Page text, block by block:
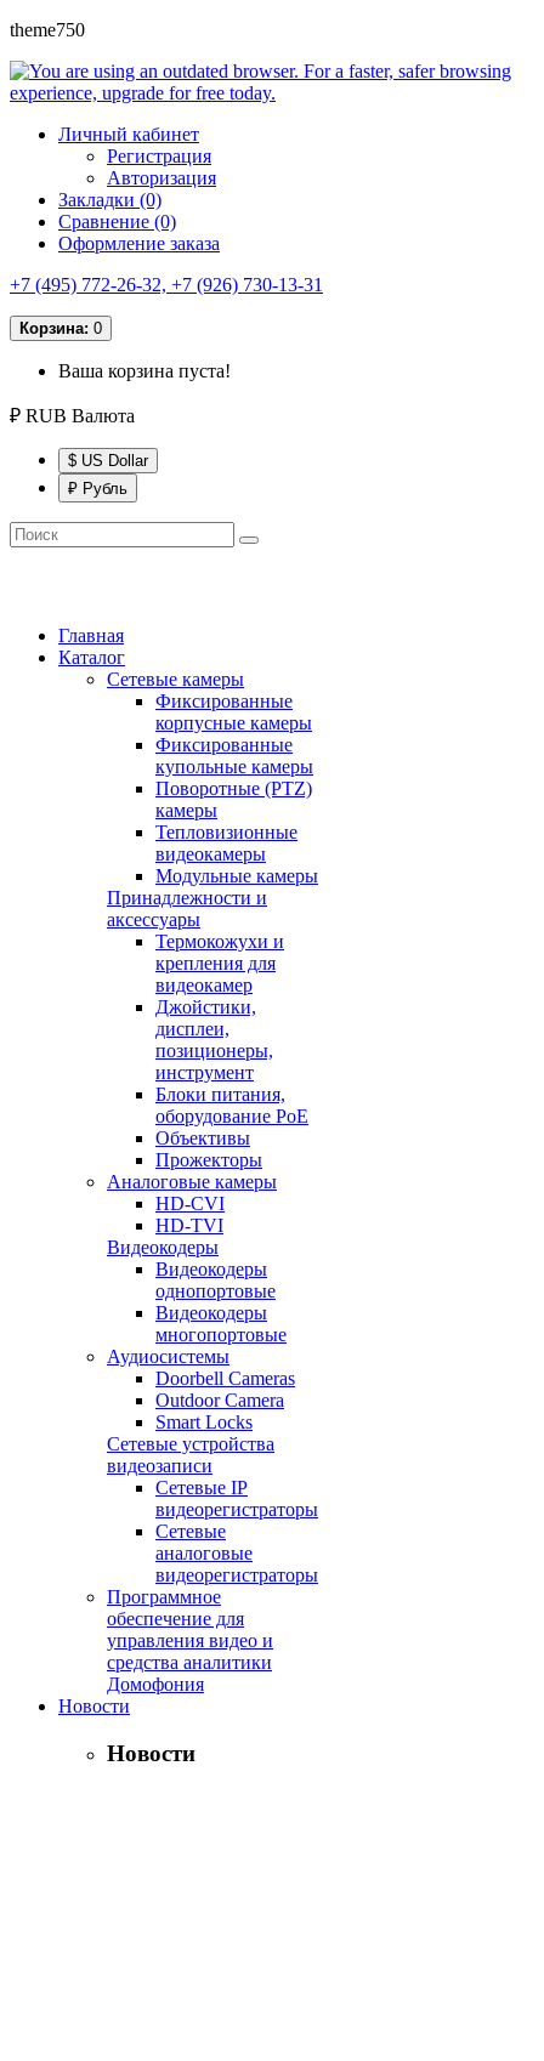
theme750
Личный кабинет
Регистрация
Авторизация
Закладки (0)
Сравнение (0)
Оформление заказа
+7 (495) 772-26-32, +7 (926) 730-13-31
Корзина: 0
Ваша корзина пуста!
₽ RUB Валюта
$ US Dollar
₽ Рубль
Главная
Каталог
Сетевые камеры
Фиксированные
корпусные камеры
Фиксированные
купольные камеры
Поворотные (PTZ)
камеры
Тепловизионные
видеокамеры
Модульные камеры
Принадлежности и
аксессуары
Термокожухи и
крепления для
видеокамер
Джойстики,
дисплеи,
позиционеры,
инструмент
Блоки питания,
оборудование PoE
Объективы
Прожекторы
Аналоговые камеры
HD-CVI
HD-TVI
Видеокодеры
Видеокодеры
однопортовые
Видеокодеры
многопортовые
Аудиосистемы
Doorbell Cameras
Outdoor Camera
Smart Locks
Сетевые устройства
видеозаписи
Сетевые IP
видеорегистраторы
Сетевые
аналоговые
видеорегистраторы
Программное
обеспечение для
управления видео и
средства аналитики
Домофония
Новости
Новости